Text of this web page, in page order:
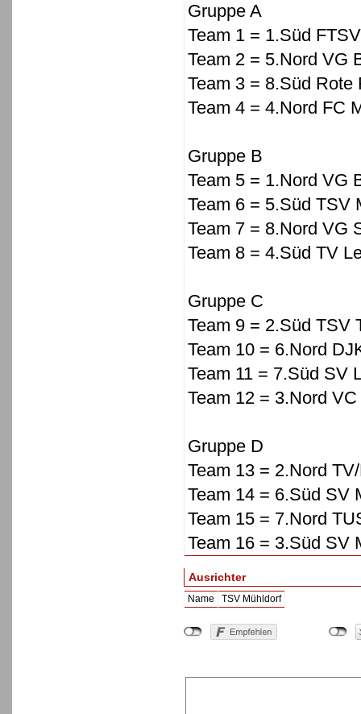
Gruppe A
Team 1 = 1.Süd
Team 2 = 5.Nord VG
Team 3 = 8.Süd Rote
Team 4 = 4.Nord FC
Gruppe B
Team 5 = 1.Nord VG
Team 6 = 5.Süd TSV
Team 7 = 8.Nord VG
Team 8 = 4.Süd TV
Gruppe C
Team 9 = 2.Süd TSV
Team 10 = 6.Nord
Team 11 = 7.Süd SV
Team 12 = 3.Nord
Gruppe D
Team 13 = 2.Nord
Team 14 = 6.Süd SV
Team 15 = 7.Nord
Team 16 = 3.Süd SV
Ausrichter
Name TSV Mühldorf